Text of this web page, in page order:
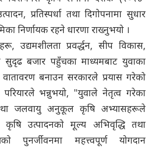
प्रतिस्पर्धा तथा दिगोपनामा सुधार
निर्णायक रहने धारणा राख्नुभयो ।
उद्यमशीलता प्रवर्द्धन, सीप विकास,
सुदृढ बजार पहुँचका माध्यमबाट युवाका
बनाउन सरकारले प्रयास गरेको
परियारले भन्नुभयो, "युवाले नेतृत्व गरेका
जलवायु अनुकूल कृषि अभ्यासहरूले
कृषि उत्पादनको मूल्य अभिवृद्धि तथा
पुनर्जीवनमा महत्त्वपूर्ण योगदान